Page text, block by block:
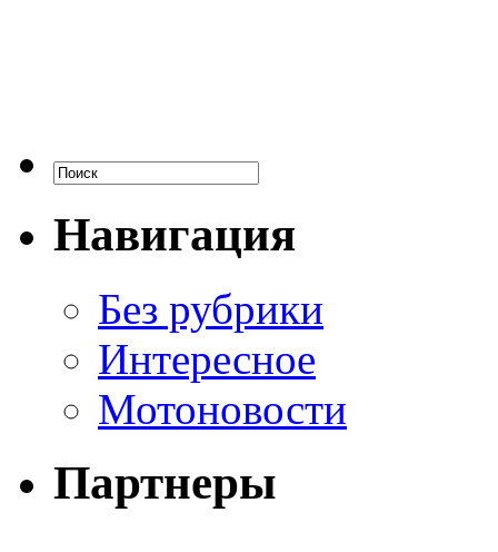
Навигация
Без рубрики
Интересное
Мотоновости
Партнеры